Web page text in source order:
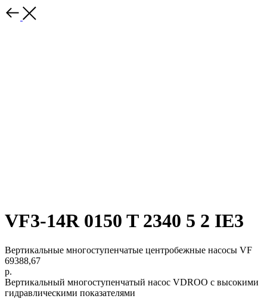
VF3-14R 0150 T 2340 5 2 IE3
Вертикальные многоступенчатые центробежные насосы VF
69388,67
р.
Вертикальный многоступенчатый насос VDROO с высокими
гидравлическими показателями